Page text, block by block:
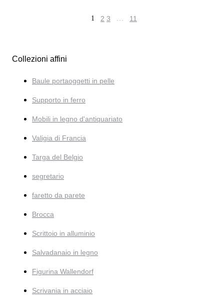
1 2 3 … 11
Collezioni affini
Baule portaoggetti in pelle
Supporto in ferro
Mobili in legno d'antiquariato
Valigia di Francia
Targa del Belgio
segretario
faretto da parete
Brocca
Scrittoio in alluminio
Salvadanaio in legno
Figurina Wallendorf
Scrivania in acciaio